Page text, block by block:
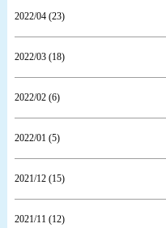
2022/04 (23)
2022/03 (18)
2022/02 (6)
2022/01 (5)
2021/12 (15)
2021/11 (12)